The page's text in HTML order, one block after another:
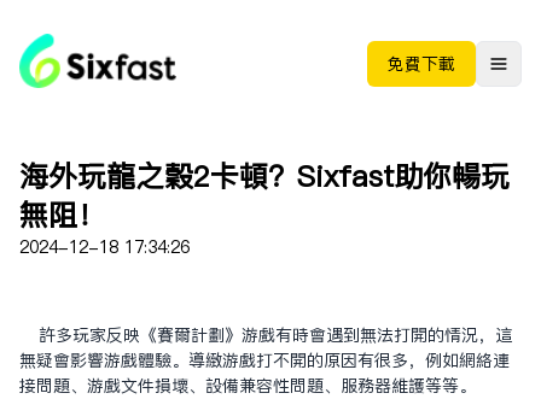
免费下载
海外玩龙之谷2卡顿？Sixfast助你畅玩
无阻！
2024-12-18 17:34:26
许多玩家反映《赛尔计划》游戏有时会遇到无法打开的情况，这
无疑会影响游戏体验。导致游戏打不开的原因有很多，例如网络连
接问题、游戏文件损坏、设备兼容性问题、服务器维护等等。